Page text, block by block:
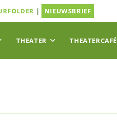
| NIEUWSBRIEF
THEATER THEATERCAFÉ